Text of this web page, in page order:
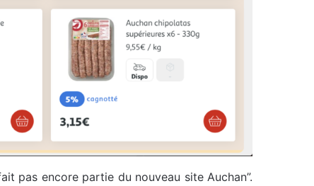
pas encore partie du nouveau site Auchan”.